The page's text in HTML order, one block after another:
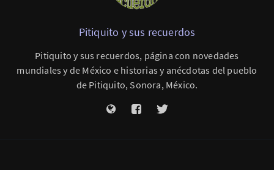
Pitiquito y sus recuerdos
Pitiquito y sus recuerdos, página con novedades
mundiales y de México e historias y anécdotas del pueblo
de Pitiquito, Sonora, México.